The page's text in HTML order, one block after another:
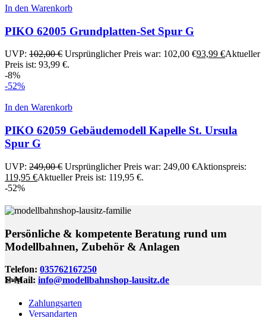
In den Warenkorb
PIKO 62005 Grundplatten-Set Spur G
UVP: 102,00€ Ursprünglicher Preis war: 102,00 €93,99 €Aktueller
Preis ist: 93,99 €.
-8%
-52%
In den Warenkorb
PIKO 62059 Gebäudemodell Kapelle St. Ursula
Spur G
UVP: 249,00€ Ursprünglicher Preis war: 249,00 €Aktionspreis:
119,95 €Aktueller Preis ist: 119,95 €.
-52%
Persönliche & kompetente Beratung rund um
Modellbahnen, Zubehör & Anlagen
Telefon: 035762167250
E-Mail: info@modellbahnshop-lausitz.de
Shop
Zahlungsarten
Versandarten